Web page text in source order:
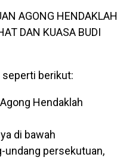
AGONG HENDAKLAH
DAN KUASA BUDI
seperti berikut:
Hendaklah
di bawah
undang persekutuan,